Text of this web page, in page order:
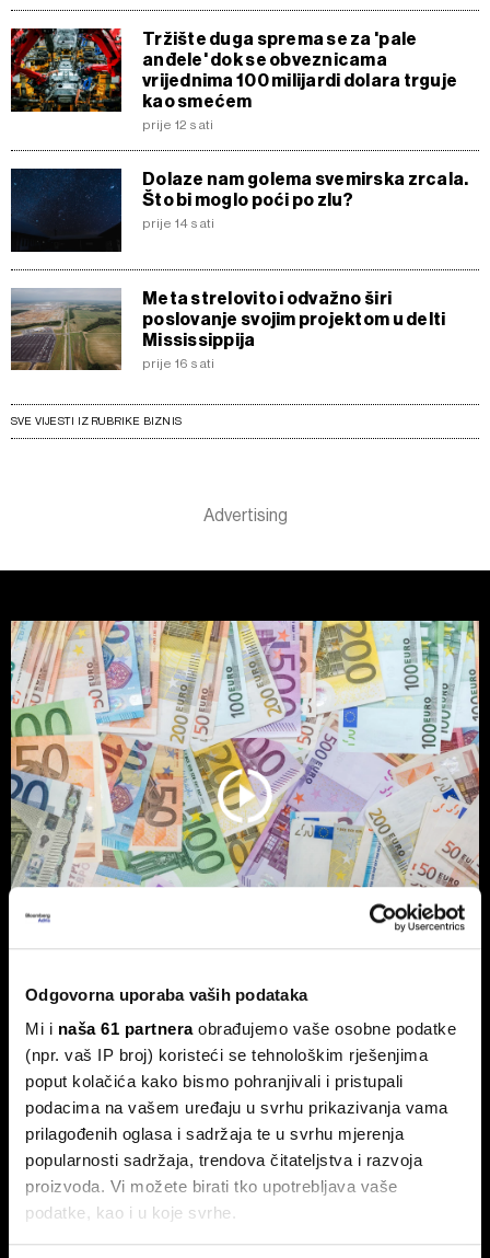
Odgovorna uporaba vaših podataka
Mi i naša 61 partneraobrađujemo vaše osobne podatke
(npr. vaš IP broj) koristeći se tehnološkim rješenjima
poput kolačića kako bismo pohranjivali i pristupali
podacima na vašem uređaju u svrhu prikazivanja vama
prilagođenih oglasa i sadržaja te u svrhu mjerenja
popularnosti sadržaja, trendova čitateljstva i razvoja
proizvoda. Vi možete birati tko upotrebljava vaše
podatke, kao i u koje svrhe.
Tržište duga sprema se za 'pale
anđele' dok se obveznicama
vrijednima 100 milijardi dolara trguje
kao smećem
prije 12 sati
Dolaze nam golema svemirska zrcala.
Što bi moglo poći po zlu?
prije 14 sati
Meta strelovito i odvažno širi
poslovanje svojim projektom u delti
Mississippija
prije 16 sati
SVE VIJESTI IZ RUBRIKE BIZNIS
Vlasnik Magazinske kleti izdaje
obveznice - centraliziranom
kuhinjom do trostrukog rasta marže
Tvrtka Superior Ugostiteljstvo izdaje trogodišnje
obveznice vrijedne 1,5 milijuna eura, više od milijun eura
ulažu u sustav centralizirane pripreme hrane.